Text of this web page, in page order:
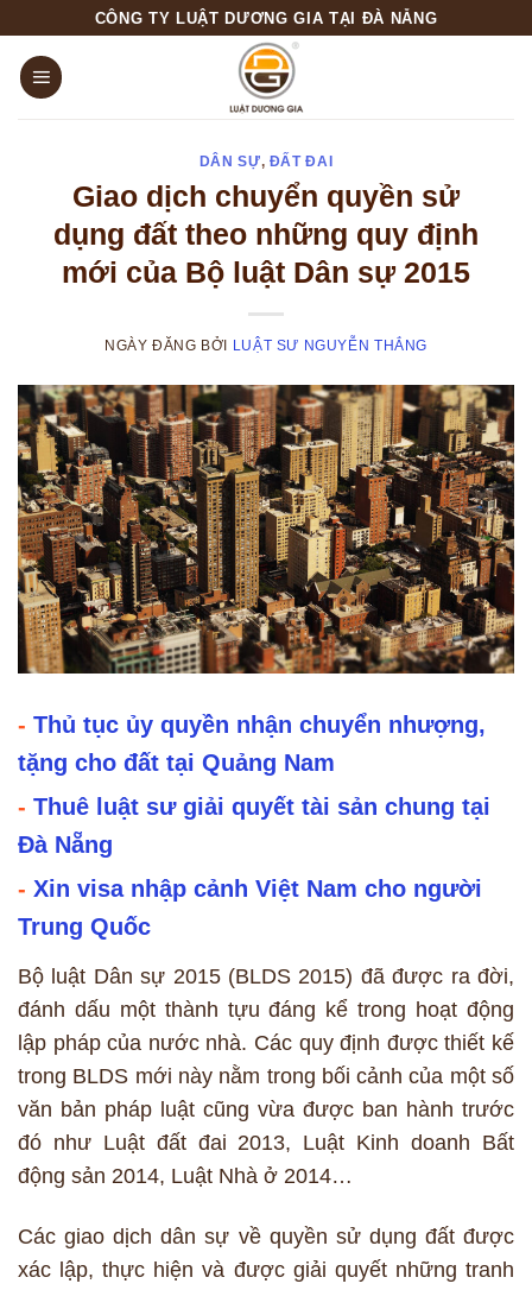
content
CÔNG TY LUẬT DƯƠNG GIA TẠI ĐÀ NẴNG
DÂN SỰ, ĐẤT ĐAI
Giao dịch chuyển quyền sử
dụng đất theo những quy định
mới của Bộ luật Dân sự 2015
NGÀY ĐĂNG BỞI LUẬT SƯ NGUYỄN THẮNG
- Thủ tục ủy quyền nhận chuyển nhượng,
tặng cho đất tại Quảng Nam
- Thuê luật sư giải quyết tài sản chung tại
Đà Nẵng
- Xin visa nhập cảnh Việt Nam cho người
Trung Quốc
Bộ luật Dân sự 2015 (BLDS 2015) đã được ra đời,
đánh dấu một thành tựu đáng kể trong hoạt động
lập pháp của nước nhà. Các quy định được thiết kế
trong BLDS mới này nằm trong bối cảnh của một số
văn bản pháp luật cũng vừa được ban hành trước
đó như Luật đất đai 2013, Luật Kinh doanh Bất
động sản 2014, Luật Nhà ở 2014…
Các giao dịch dân sự về quyền sử dụng đất được
xác lập, thực hiện và được giải quyết những tranh